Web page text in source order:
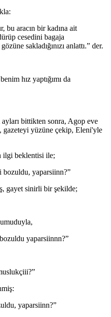
bu aracın bir kadına ait
cesedini bagaja
sakladığınızı anlattı.” der.
hız yaptığımı da
bittikten sonra, Agop eve
yüzüne çekip, Eleni'yle
ilgi beklentisi ile;
yaparsiinn?”
gayet sinirli bir şekilde;
yaparsiinnn?”
yaparsiinn?”